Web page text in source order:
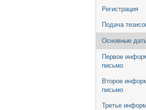
Регистрация
Подача
Основные
Первое
письмо
Второе
письмо
Третье